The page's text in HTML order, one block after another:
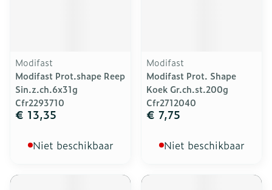
Modifast
Modifast Prot.shape Reep
Sin.z.ch.6x31g
Cfr2293710
€ 13,35
Niet beschikbaar
Modifast
Modifast Prot. Shape
Koek Gr.ch.st.200g
Cfr2712040
€ 7,75
Niet beschikbaar